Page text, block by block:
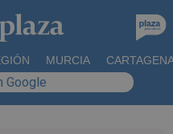
MURCIA
Google